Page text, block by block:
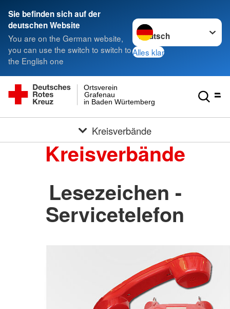
Sie befinden sich auf der
deutschen Website
You are on the German website,
you can use the switch to switch to
the English one
Sprache wechseln zu
Alles klar
in Baden Würtemberg
Grafenau
Ortsverein
Kreisverbände
Kreisverbände
Lesezeichen -
Servicetelefon